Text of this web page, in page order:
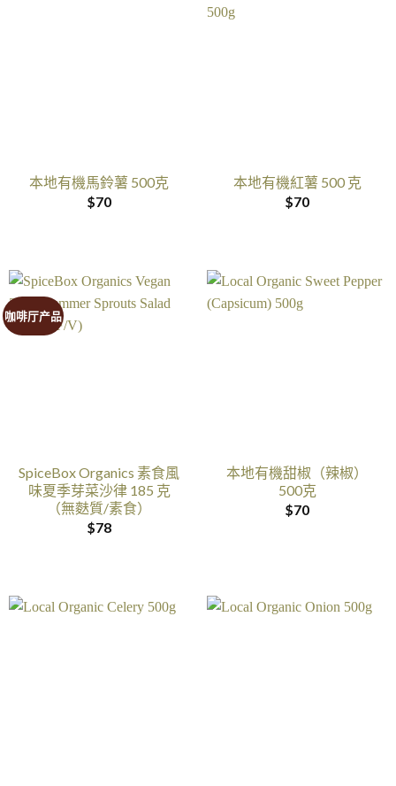
本地有機馬鈴薯 500克
$70
本地有機紅薯 500 克
$70
咖啡厅产品
SpiceBox Organics 素食風
味夏季芽菜沙律 185 克
（無麩質/素食）
$78
本地有機甜椒（辣椒）
500克
$70